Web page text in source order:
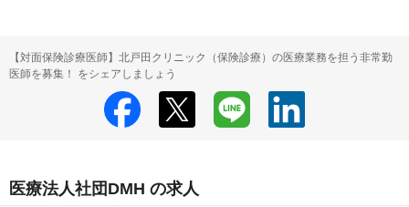
【対面保険診療医師】北戸田クリニック（保険診療）の医療業務を担う非常勤
医師を募集！ をシェアしましょう
医療法人社団DMH の求人